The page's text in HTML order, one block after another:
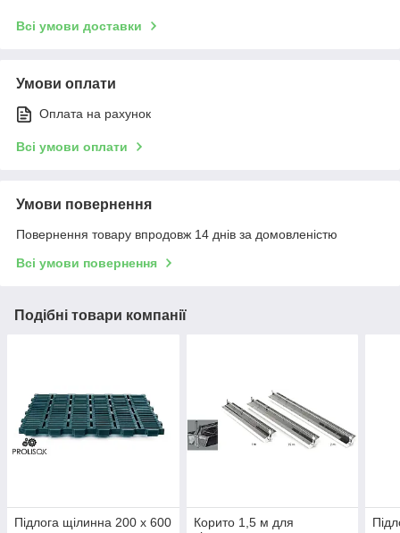
Всі умови доставки
Умови оплати
Оплата на рахунок
Всі умови оплати
Умови повернення
Повернення товару впродовж 14 днів за домовленістю
Всі умови повернення
Подібні товари компанії
Підлога щілинна 200 x 600
Корито 1,5 м для